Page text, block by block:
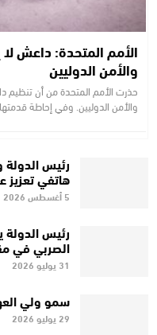
الأمم المتحدة: داعش
والأمن الدوليين
حذرت الأمم المتحدة من أن تنظيم
والأمن الدوليين. وفي إحاطة
رئيس الدولة
هاتفي تعزيز
5 أغسطس 2026
رئيس الدولة
الصربي في
31 يوليو 2026
سمو ولي
29 يوليو 2026